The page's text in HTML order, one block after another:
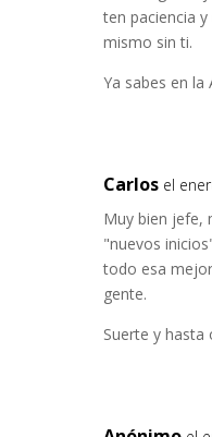
ten paciencia
mismo sin ti.
Ya sabes en la
Carlos el
Muy bien jefe,
"nuevos
todo esa
gente.
Suerte y hasta